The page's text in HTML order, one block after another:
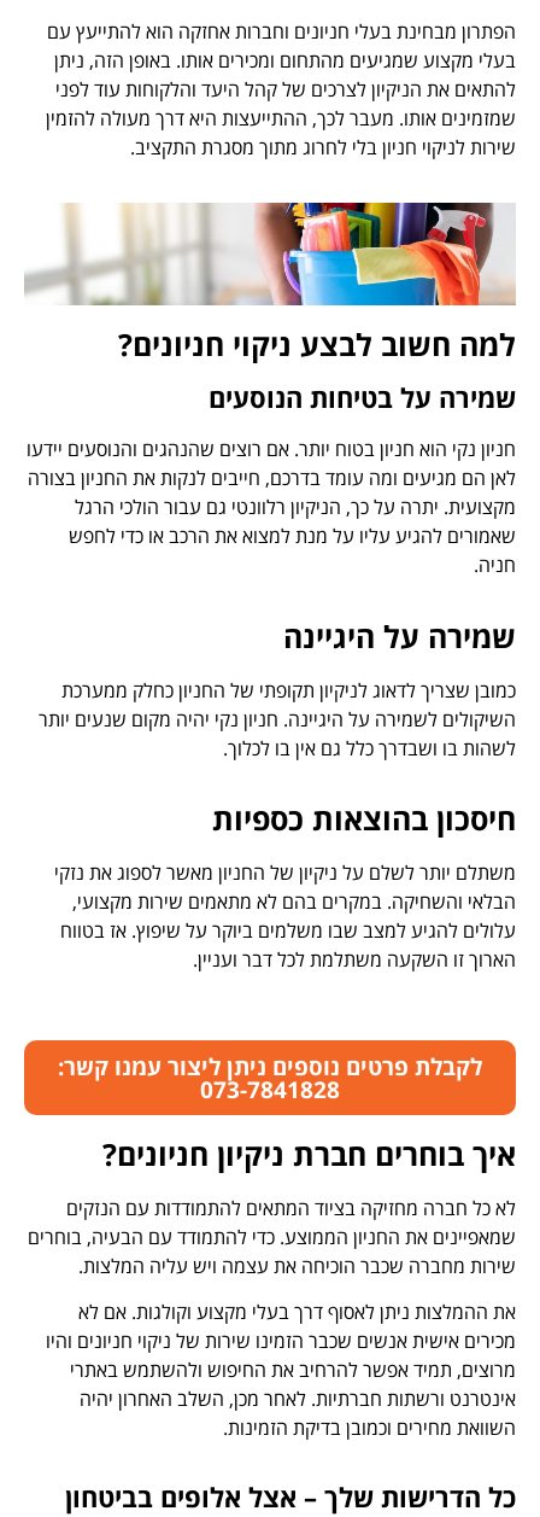
הפתרון מבחינת בעלי חניונים וחברות אחזקה הוא להתייעץ עם
בעלי מקצוע שמגיעים מהתחום ומכירים אותו. באופן הזה, ניתן
להתאים את הניקיון לצרכים של קהל היעד והלקוחות עוד לפני
שמזמינים אותו. מעבר לכך, ההתייעצות היא דרך מעולה להזמין
שירות לניקוי חניון בלי לחרוג מתוך מסגרת התקציב.
למה חשוב לבצע ניקוי חניונים?
שמירה על בטיחות הנוסעים
חניון נקי הוא חניון בטוח יותר. אם רוצים שהנהגים והנוסעים יידעו
לאן הם מגיעים ומה עומד בדרכם, חייבים לנקות את החניון בצורה
מקצועית. יתרה על כך, הניקיון רלוונטי גם עבור הולכי הרגל
שאמורים להגיע עליו על מנת למצוא את הרכב או כדי לחפש
חניה.
שמירה על היגיינה
כמובן שצריך לדאוג לניקיון תקופתי של החניון כחלק ממערכת
השיקולים לשמירה על היגיינה. חניון נקי יהיה מקום שנעים יותר
לשהות בו ושבדרך כלל גם אין בו לכלוך.
חיסכון בהוצאות כספיות
משתלם יותר לשלם על ניקיון של החניון מאשר לספוג את נזקי
הבלאי והשחיקה. במקרים בהם לא מתאמים שירות מקצועי,
עלולים להגיע למצב שבו משלמים ביוקר על שיפוץ. אז בטווח
הארוך זו השקעה משתלמת לכל דבר ועניין.
לקבלת פרטים נוספים ניתן ליצור עמנו קשר:
073-7841828
איך בוחרים חברת ניקיון חניונים?
לא כל חברה מחזיקה בציוד המתאים להתמודדות עם הנזקים
שמאפיינים את החניון הממוצע. כדי להתמודד עם הבעיה, בוחרים
שירות מחברה שכבר הוכיחה את עצמה ויש עליה המלצות.
את ההמלצות ניתן לאסוף דרך בעלי מקצוע וקולגות. אם לא
מכירים אישית אנשים שכבר הזמינו שירות של ניקוי חניונים והיו
מרוצים, תמיד אפשר להרחיב את החיפוש ולהשתמש באתרי
אינטרנט ורשתות חברתיות. לאחר מכן, השלב האחרון יהיה
השוואת מחירים וכמובן בדיקת הזמינות.
כל הדרישות שלך – אצל אלופים בביטחון